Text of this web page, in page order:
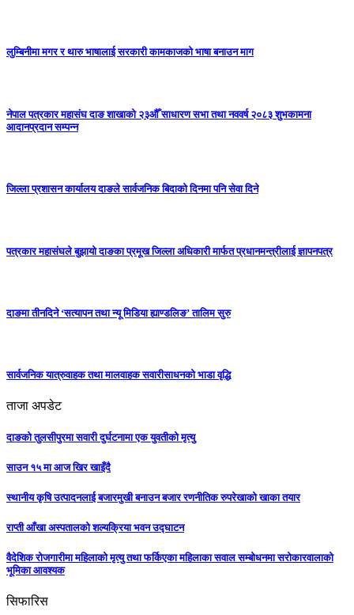
लुम्बिनीमा मगर र थारु भाषालाई सरकारी कामकाजको भाषा बनाउन माग
नेपाल पत्रकार महासंघ दाङ शाखाको २३औँ साधारण सभा तथा नववर्ष २०८३ शुभकामना
आदानप्रदान सम्पन्न
जिल्ला प्रशासन कार्यालय दाङले सार्वजनिक बिदाको दिनमा पनि सेवा दिने
पत्रकार महासंघले बुझायो दाङका प्रमूख जिल्ला अधिकारी मार्फत प्रधानमन्त्रीलाई ज्ञापनपत्र
दाङमा तीनदिने ‘सत्यापन तथा न्यू मिडिया ह्याण्डलिङ’ तालिम सुरु
सार्वजनिक यात्रुवाहक तथा मालवाहक सवारीसाधनको भाडा वृद्धि
ताजा अपडेट
दाङको तुलसीपुरमा सवारी दुर्घटनामा एक युवतीको मृत्यु
साउन १५ मा आज खिर खाइँदै
स्थानीय कृषि उत्पादनलाई बजारमुखी बनाउन बजार रणनीतिक रुपरेखाको खाका तयार
राप्ती आँखा अस्पतालको शल्यक्रिया भवन उद्घाटन
वैदेशिक रोजगारीमा महिलाको मृत्यु तथा फर्किएका महिलाका सवाल सम्बोधनमा सरोकारवालाको
भूमिका आवश्यक
सिफारिस